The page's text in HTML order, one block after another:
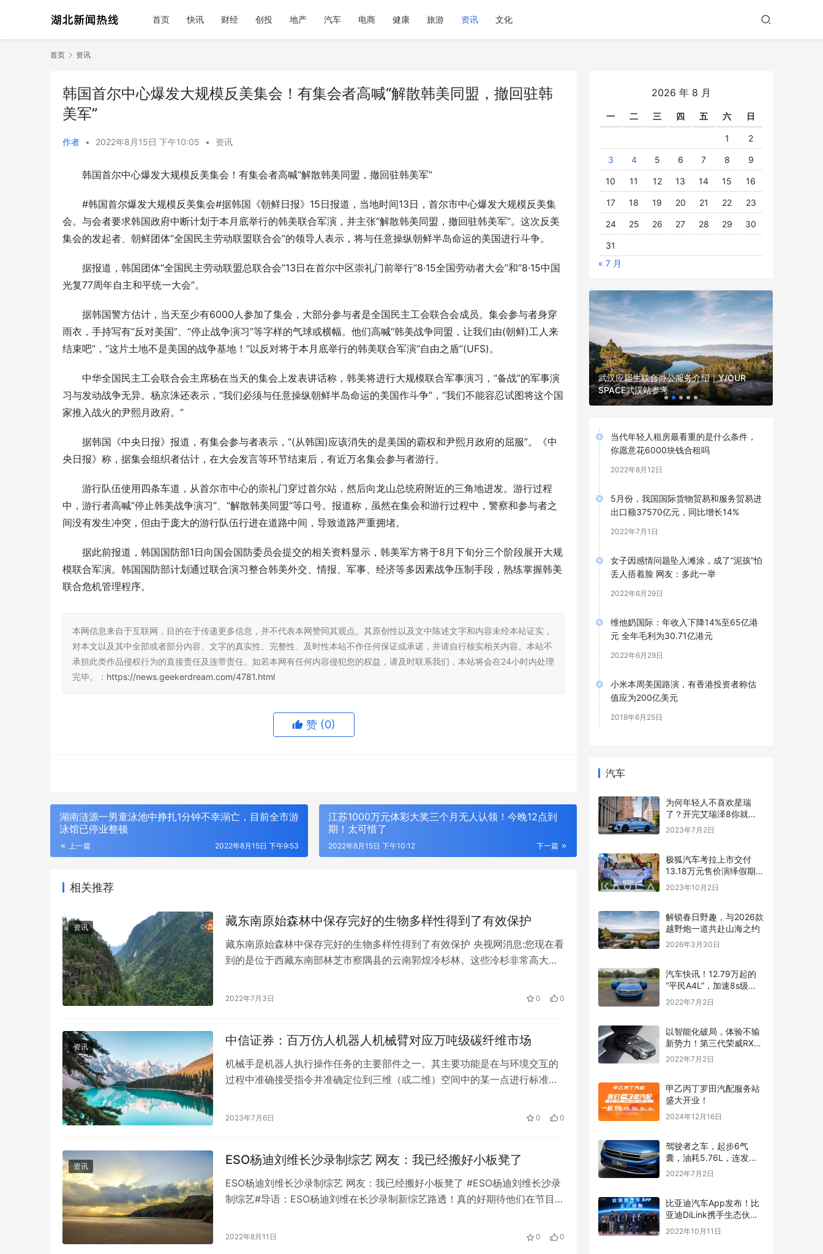
首页 快讯 财经 创投 地产 汽车 电商 健康 旅游 资讯 文化
首页 资讯
韩国首尔中心爆发大规模反美集会！有集会者高喊“解散韩美同盟，撤回驻韩
美军”
作者 • 2022年8月15日 下午10:05 • 资讯
韩国首尔中心爆发大规模反美集会！有集会者高喊“解散韩美同盟，撤回驻韩美军”
#韩国首尔爆发大规模反美集会#据韩国《朝鲜日报》15日报道，当地时间13日，首尔市中心爆发大规模反美集
会。与会者要求韩国政府中断计划于本月底举行的韩美联合军演，并主张“解散韩美同盟，撤回驻韩美军”。这次反美
集会的发起者、朝鲜团体“全国民主劳动联盟联合会”的领导人表示，将与任意操纵朝鲜半岛命运的美国进行斗争。
据报道，韩国团体“全国民主劳动联盟总联合会”13日在首尔中区崇礼门前举行“8·15全国劳动者大会”和“8·15中国
光复77周年自主和平统一大会”。
据韩国警方估计，当天至少有6000人参加了集会，大部分参与者是全国民主工会联合会成员。集会参与者身穿
雨衣，手持写有“反对美国”、“停止战争演习”等字样的气球或横幅。他们高喊“韩美战争同盟，让我们由(朝鲜)工人来
结束吧”，“这片土地不是美国的战争基地！”以反对将于本月底举行的韩美联合军演“自由之盾”(UFS)。
中华全国民主工会联合会主席杨在当天的集会上发表讲话称，韩美将进行大规模联合军事演习，“备战”的军事演
习与发动战争无异。杨京洙还表示，“我们必须与任意操纵朝鲜半岛命运的美国作斗争”，“我们不能容忍试图将这个国
家推入战火的尹熙月政府。”
据韩国《中央日报》报道，有集会参与者表示，“(从韩国)应该消失的是美国的霸权和尹熙月政府的屈服”。《中
央日报》称，据集会组织者估计，在大会发言等环节结束后，有近万名集会参与者游行。
游行队伍使用四条车道，从首尔市中心的崇礼门穿过首尔站，然后向龙山总统府附近的三角地进发。游行过程
中，游行者高喊“停止韩美战争演习”、“解散韩美同盟”等口号。报道称，虽然在集会和游行过程中，警察和参与者之
间没有发生冲突，但由于庞大的游行队伍行进在道路中间，导致道路严重拥堵。
据此前报道，韩国国防部1日向国会国防委员会提交的相关资料显示，韩美军方将于8月下旬分三个阶段展开大规
模联合军演。韩国国防部计划通过联合演习整合韩美外交、情报、军事、经济等多因素战争压制手段，熟练掌握韩美
联合危机管理程序。
本网信息来自于互联网，目的在于传递更多信息，并不代表本网赞同其观点。其原创性以及文中陈述文字和内容未经本站证实，
对本文以及其中全部或者部分内容、文字的真实性、完整性、及时性本站不作任何保证或承诺，并请自行核实相关内容。本站不
承担此类作品侵权行为的直接责任及连带责任。如若本网有任何内容侵犯您的权益，请及时联系我们，本站将会在24小时内处理
完毕。： https://news.geekerdream.com/4781.html
赞 (0)
湖南涟源一男童泳池中挣扎1分钟不幸溺亡，目前全市游
泳馆已停业整顿
上一篇 2022年8月15日 下午9:53
江苏1000万元体彩大奖三个月无人认领！今晚12点到
期！太可惜了
下一篇
2022年8月15日 下午10:12
相关推荐
资讯 藏东南原始森林中保存完好的生物多样性得到了有效保护
藏东南原始森林中保存完好的生物多样性得到了有效保护 央视网消息:您现在看
到的是位于西藏东南部林芝市察隅县的云南郭煌冷杉林。这些冷杉非常高大，
2022年7月3日 0 0
资讯 中信证券：百万仿人机器人机械臂对应万吨级碳纤维市场
机械手是机器人执行操作任务的主要部件之一。其主要功能是在与环境交互的
过程中准确接受指令并准确定位到三维（或二维）空间中的某一点进行标准
2023年7月6日 0 0
资讯 ESO杨迪刘维长沙录制综艺 网友：我已经搬好小板凳了
ESO杨迪刘维长沙录制综艺 网友：我已经搬好小板凳了 #ESO杨迪刘维长沙录
制综艺#导语：ESO杨迪刘维在长沙录制新综艺路透！真的好期待他们在节目里
2022年8月11日 0 0
2026 年 8 月
一 二 三 四 五 六 日
1 2
3 4 5 6 7 8 9
10 11 12 13 14 15 16
17 18 19 20 21 22 23
24 25 26 27 28 29 30
31
« 7 月
大国育儿·九典少年行首站楚韵岐黄亲子夏令
营走进嘉鱼
国货品牌“活力28”完成重大工商变更 新股
东阵容浮现
武汉应届生联合办公服务介绍｜Y/OUR
SPACE武汉站参考
当代年轻人租房最看重的是什么条件，
你愿意花6000块钱合租吗
2022年8月12日
5月份，我国国际货物贸易和服务贸易进
出口额37570亿元，同比增长14%
2022年7月1日
女子因感情问题坠入滩涂，成了“泥孩”怕
丢人捂着脸 网友：多此一举
2022年6月29日
维他奶国际：年收入下降14%至65亿港
元 全年毛利为30.71亿港元
2022年6月29日
小米本周美国路演，有香港投资者称估
值应为200亿美元
2018年6月25日
汽车
为何年轻人不喜欢星瑞
了？开完艾瑞泽8你就能
得到标准答案
2023年7月2日
极狐汽车考拉上市交付
13.18万元售价演绎假期
遛娃新姿态
2023年10月2日
解锁春日野趣，与2026款
越野炮一道共赴山海之约
2026年3月30日
汽车快讯！12.79万起的
“平民A4L”，加速8s级，
一公里五毛钱，上市就锁
定爆款
2022年7月2日
以智能化破局，体验不输
新势力！第三代荣威RX5
有很高的期待
2022年7月2日
甲乙丙丁罗田汽配服务站
盛大开业！
2024年12月16日
驾驶者之车，起步6气
囊，油耗5.76L，连发动
机都是顶级水平——汽车
2022年7月2日
比亚迪汽车App发布！比
亚迪DiLink携手生态伙伴
打造数字化座舱
2022年10月11日